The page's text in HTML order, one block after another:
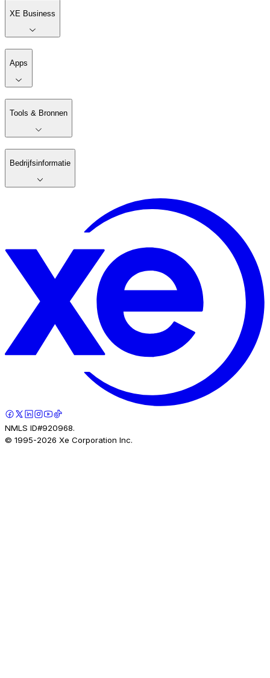
XE Business
Apps
Tools & Bronnen
Bedrijfsinformatie
NMLS ID#920968.
© 1995-2026 Xe Corporation Inc.